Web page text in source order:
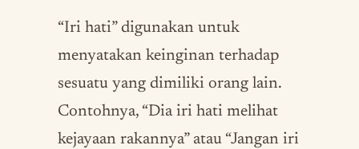
“Iri hati” digunakan untuk
menyatakan keinginan terhadap
sesuatu yang dimiliki orang lain.
Contohnya, “Dia iri hati melihat
kejayaan rakannya” atau “Jangan iri